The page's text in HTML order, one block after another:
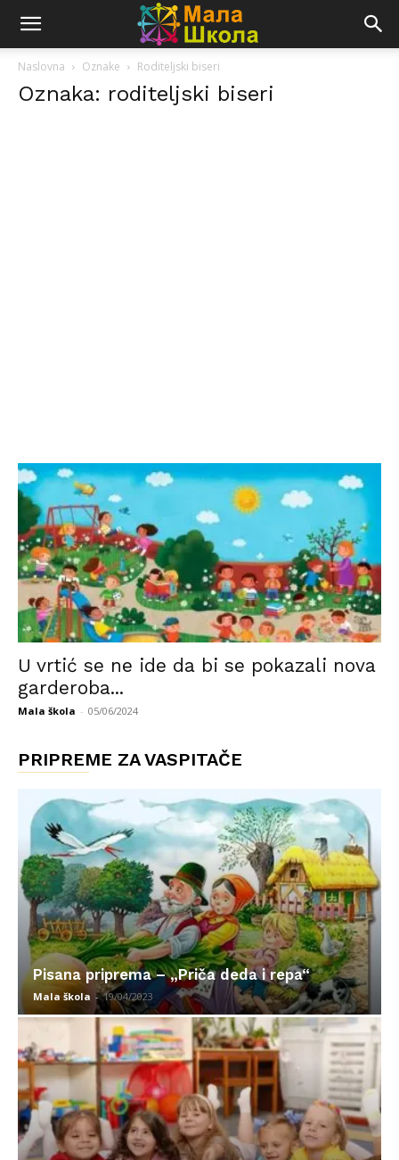
Naslovna Oznake Roditeljski biseri
Oznaka: roditeljski biseri
U vrtić se ne ide da bi se pokazali nova
garderoba...
Mala škola - 05/06/2024
PRIPREME ZA VASPITAČE
Pisana priprema – „Priča deda i repa“
Mala škola - 19/04/2023